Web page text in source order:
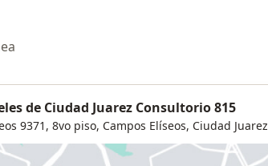
de Ciudad Juarez Consultorio 815
9371, 8vo piso, Campos Elíseos, Ciudad Juarez